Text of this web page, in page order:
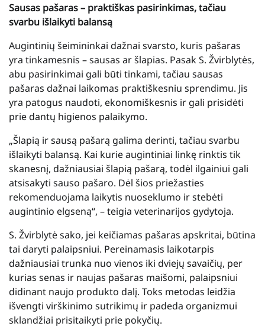
Sausas pašaras – praktiškas pasirinkimas, tačiau
svarbu išlaikyti balansą
Augintinių šeimininkai dažnai svarsto, kuris pašaras
yra tinkamesnis – sausas ar šlapias. Pasak S. Žvirblytės,
abu pasirinkimai gali būti tinkami, tačiau sausas
pašaras dažnai laikomas praktiškesniu sprendimu. Jis
yra patogus naudoti, ekonomiškesnis ir gali prisidėti
prie dantų higienos palaikymo.
„Šlapią ir sausą pašarą galima derinti, tačiau svarbu
išlaikyti balansą. Kai kurie augintiniai linkę rinktis tik
skanesnį, dažniausiai šlapią pašarą, todėl ilgainiui gali
atsisakyti sauso pašaro. Dėl šios priežasties
rekomenduojama laikytis nuoseklumo ir stebėti
augintinio elgseną“, – teigia veterinarijos gydytoja.
S. Žvirblytė sako, jei keičiamas pašaras apskritai, būtina
tai daryti palaipsniui. Pereinamasis laikotarpis
dažniausiai trunka nuo vienos iki dviejų savaičių, per
kurias senas ir naujas pašaras maišomi, palaipsniui
didinant naujo produkto dalį. Toks metodas leidžia
išvengti virškinimo sutrikimų ir padeda organizmui
sklandžiai prisitaikyti prie pokyčių.